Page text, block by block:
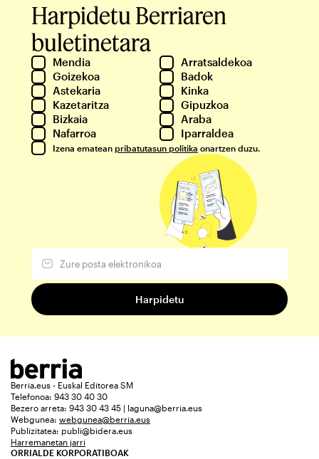
Harpidetu Berriaren
buletinetara
Mendia
Arratsaldekoa
Goizekoa
Badok
Astekaria
Kinka
Kazetaritza
Gipuzkoa
Bizkaia
Araba
Nafarroa
Iparraldea
Izena ematean pribatutasun politika onartzen duzu.
Berria.eus - Euskal Editorea SM
Telefonoa: 943 30 40 30
Bezero arreta: 943 30 43 45 | laguna@berria.eus
Webgunea: webgunea@berria.eus
Publizitatea: publi@bidera.eus
Harremanetan jarri
ORRIALDE KORPORATIBOAK